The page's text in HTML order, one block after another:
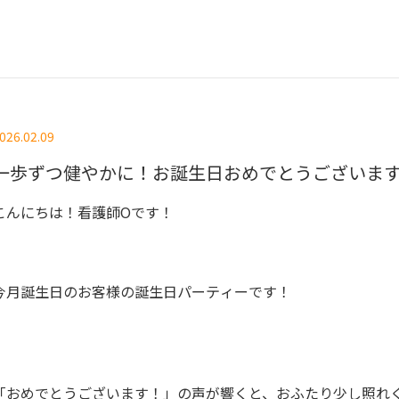
歩ずつ健やかに！お誕生日おめでとうございま
んにちは！看護師Oです！
月誕生日のお客様の誕生日パーティーです！
おめでとうございます！」の声が響くと、おふたり少し照れ